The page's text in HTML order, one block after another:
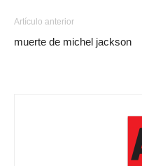
Artículo anterior
muerte de michel jackson